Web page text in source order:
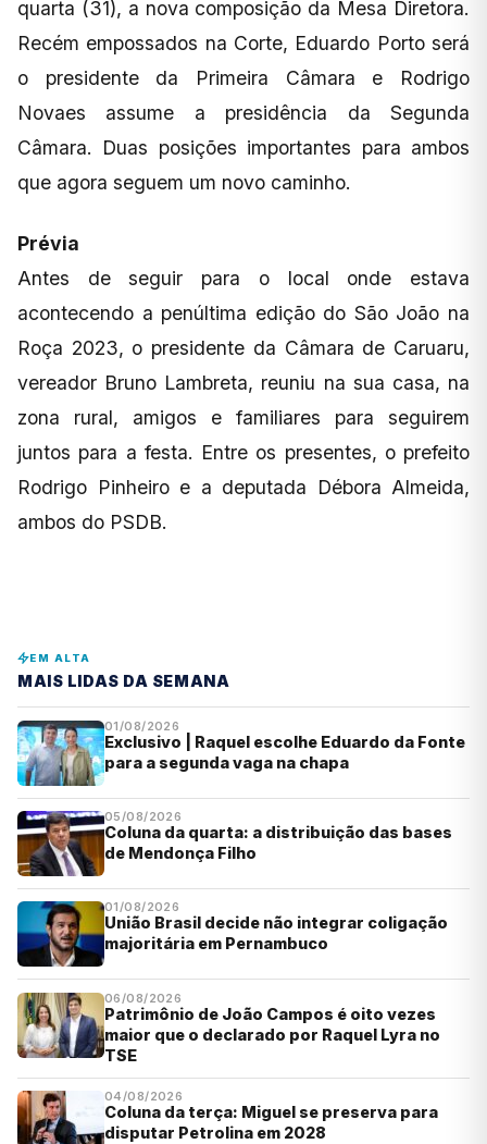
quarta (31), a nova composição da Mesa Diretora.
Recém empossados na Corte, Eduardo Porto será
o presidente da Primeira Câmara e Rodrigo
Novaes assume a presidência da Segunda
Câmara. Duas posições importantes para ambos
que agora seguem um novo caminho.
Prévia
Antes de seguir para o local onde estava
acontecendo a penúltima edição do São João na
Roça 2023, o presidente da Câmara de Caruaru,
vereador Bruno Lambreta, reuniu na sua casa, na
zona rural, amigos e familiares para seguirem
juntos para a festa. Entre os presentes, o prefeito
Rodrigo Pinheiro e a deputada Débora Almeida,
ambos do PSDB.
EM ALTA
MAIS LIDAS DA SEMANA
01/08/2026
Exclusivo | Raquel escolhe Eduardo da Fonte
para a segunda vaga na chapa
05/08/2026
Coluna da quarta: a distribuição das bases
de Mendonça Filho
01/08/2026
União Brasil decide não integrar coligação
majoritária em Pernambuco
06/08/2026
Patrimônio de João Campos é oito vezes
maior que o declarado por Raquel Lyra no
TSE
04/08/2026
Coluna da terça: Miguel se preserva para
disputar Petrolina em 2028